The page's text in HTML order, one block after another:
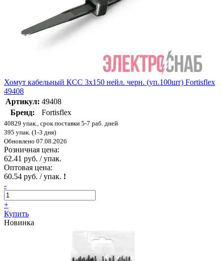
Хомут кабельный КСС 3х150 нейл. черн. (уп.100шт) Fortisflex
49408
Артикул: 49408
Бренд:
Fortisflex
40829 упак., срок поставки 5-7 раб. дней
395 упак. (1-3 дня)
Обновлено 07.08.2026
Розничная цена:
62.41 руб. / упак.
Оптовая цена:
60.54 руб. / упак. !
-
+
Купить
Новинка